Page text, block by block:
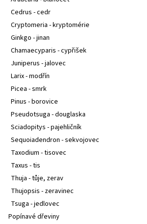
Cedrus - cedr
Cryptomeria - kryptomérie
Ginkgo - jinan
Chamaecyparis - cypřišek
Juniperus - jalovec
Larix - modřín
Picea - smrk
Pinus - borovice
Pseudotsuga - douglaska
Sciadopitys - pajehličník
Sequoiadendron - sekvojovec
Taxodium - tisovec
Taxus - tis
Thuja - tůje, zerav
Thujopsis - zeravinec
Tsuga - jedlovec
Popínavé dřeviny